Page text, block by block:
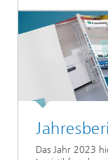
Das Jahr 2023